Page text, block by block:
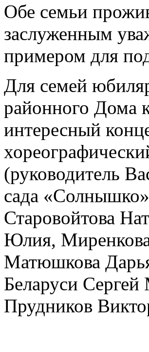
Обе семьи
заслуженным
примером для
Для семей
районного Дома
интересный
(руководитель
сада
Старовойтова
Юлия,
Матюшкова
Беларуси
Прудников